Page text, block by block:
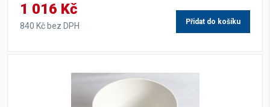
1 016 Kč
840 Kč bez DPH Přidat do košíku